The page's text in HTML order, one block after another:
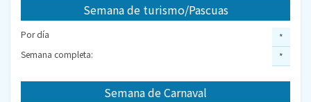
Semana de turismo/Pascuas
Por día
Semana completa:
*
*
Semana de Carnaval